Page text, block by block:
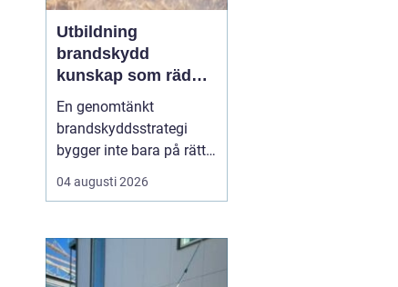
Utbildning
brandskydd
kunskap som räddar
liv och skyddar
verksamheter
En genomtänkt
brandskyddsstrategi
bygger inte bara på rätt
produkter och
installationer. Den
människor som vet vad
de gör. När ansvariga i
bygg- och
04 augusti 2026